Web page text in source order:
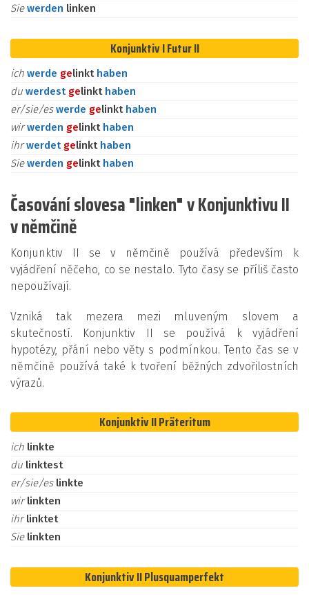
Siewerden linken
Konjunktiv I Futur II
ich werde gelinkt haben
du werdest gelinkt haben
er/sie/eswerde gelinkt haben
wirwerden gelinkt haben
ihrwerdet gelinkt haben
Siewerden gelinkt haben
Časování slovesa "linken" v Konjunktivu II
v němčině
Konjunktiv II se v němčině používá především k
vyjádření něčeho, co se nestalo. Tyto časy se příliš často
nepoužívají.
Vzniká tak mezera mezi mluveným slovem a
skutečností. Konjunktiv II se používá k vyjádření
hypotézy, přání nebo věty s podmínkou. Tento čas se v
němčině používá také k tvoření běžných zdvořilostních
výrazů.
Konjunktiv II Präteritum
ich linkte
du linktest
er/sie/es linkte
wirlinkten
ihrlinktet
Sie linkten
Konjunktiv II Plusquamperfekt